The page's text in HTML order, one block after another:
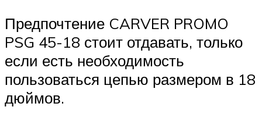
Предпочтение CARVER PROMO
PSG 45-18 стоит отдавать, только
если есть необходимость
пользоваться цепью размером в 18
дюймов.